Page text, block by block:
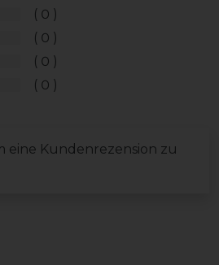
0
0
0
0
eine Kundenrezension zu